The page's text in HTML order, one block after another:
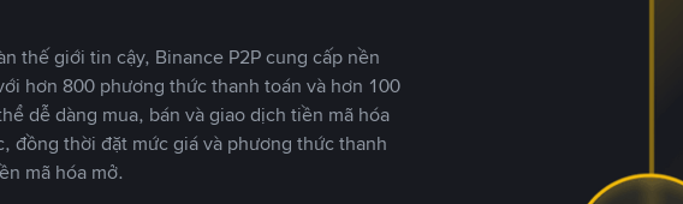
thế giới tin cậy, Binance P2P cung cấp nền
hơn 800 phương thức thanh toán và hơn 100
dễ dàng mua, bán và giao dịch tiền mã hóa
đồng thời đặt mức giá và phương thức thanh
mã hóa mở.